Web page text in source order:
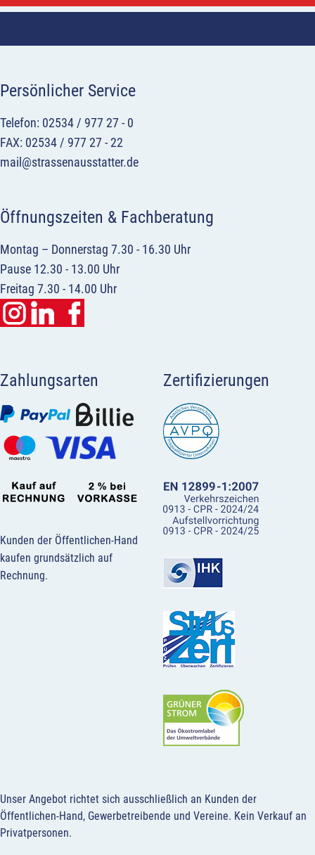
Persönlicher Service
Telefon: 02534 / 977 27 - 0
FAX: 02534 / 977 27 - 22
mail@strassenausstatter.de
Öffnungszeiten & Fachberatung
Montag – Donnerstag 7.30 - 16.30 Uhr
Pause 12.30 - 13.00 Uhr
Freitag 7.30 - 14.00 Uhr
Zahlungsarten
Kunden der Öffentlichen-Hand
kaufen grundsätzlich auf
Rechnung.
Zertifizierungen
Unser Angebot richtet sich ausschließlich an Kunden der
Öffentlichen-Hand, Gewerbetreibende und Vereine. Kein Verkauf an
Privatpersonen.